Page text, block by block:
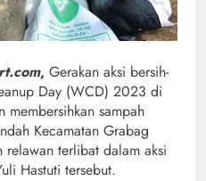
, Gerakan aksi bersih-
Day (WCD) 2023 di
membersihkan sampah
Kecamatan Grabag
terlibat dalam aksi
Hastuti tersebut.